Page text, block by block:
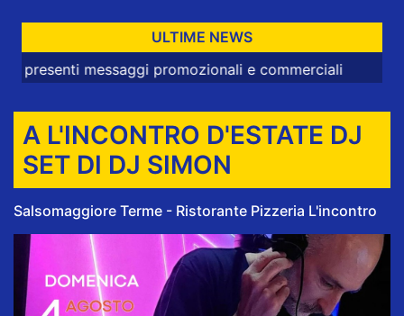
ULTIME NEWS
messaggi promozionali e commerciali
A L'INCONTRO D'ESTATE DJ
SET DI DJ SIMON
Salsomaggiore Terme - Ristorante Pizzeria L'incontro